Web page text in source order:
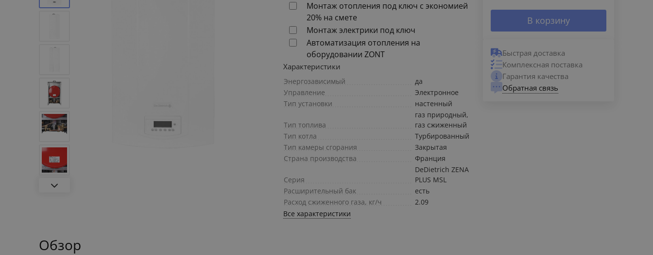
Монтаж отопления под ключ с экономией
20% на смете
Монтаж электрики под ключ
Автоматизация отопления на
оборудовании ZONT
Характеристики
Энергозависимый
да
Управление
Электронное
Тип установки
настенный
Тип топлива
газ природный,
газ сжиженный
Тип котла
Турбированный
Тип камеры сгорания
Закрытая
Страна производства
Франция
Серия
DeDietrich ZENA
PLUS MSL
Расширительный бак
есть
Расход сжиженного газа, кг/ч
2.09
Все характеристики
В корзину
Быстрая доставка
Комплексная поставка
Гарантия качества
Обратная связь
Обзор